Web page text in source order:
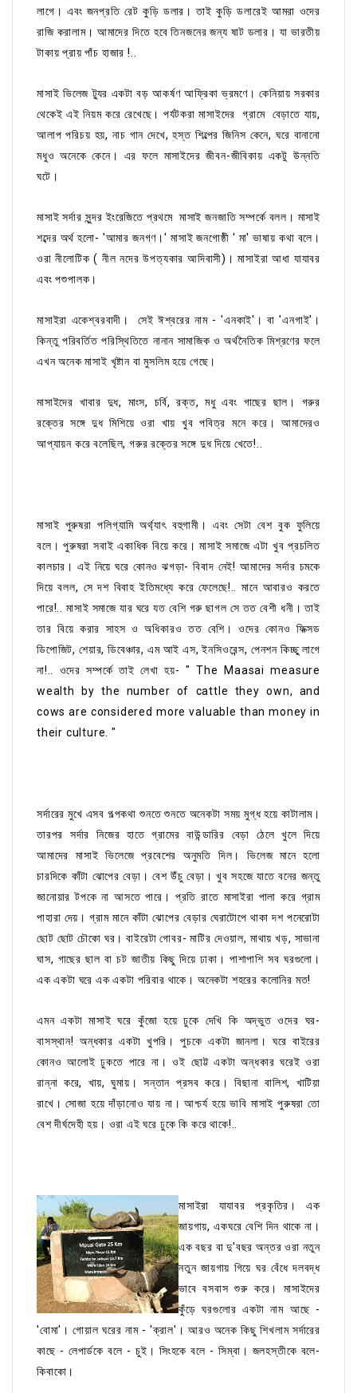
লাগে। এবং জনপ্রতি রেট কুড়ি ডলার। তাই কুড়ি ডলারেই আমরা ওদের
রাজি করালাম। আমাদের দিতে হবে তিনজনের জন্য ষাট ডলার। যা ভারতীয়
টাকায় প্রায় পাঁচ হাজার !..
মাসাই ভিলেজ ট্যুর একটা বড় আকর্ষণ আফ্রিকা ভ্রমণে। কেনিয়ায় সরকার
থেকেই এই নিয়ম করে রেখেছে। পর্যটকরা মাসাইদের গ্রামে বেড়াতে যায়,
আলাপ পরিচয় হয়, নাচ গান দেখে, হস্ত শিল্পের জিনিস কেনে, ঘরে বানানো
মধুও অনেকে কেনে। এর ফলে মাসাইদের জীবন-জীবিকায় একটু উন্নতি
ঘটে।
মাসাই সর্দার সুন্দর ইংরেজিতে প্রথমে মাসাই জনজাতি সম্পর্কে বলল। মাসাই
শব্দের অর্থ হলো- 'আমার জনগণ।' মাসাই জনগোষ্ঠী ' মা' ভাষায় কথা বলে।
ওরা নীলোটিক ( নীল নদের উপত্যকার আদিবাসী)। মাসাইরা আধা যাযাবর
এবং পশুপালক।
মাসাইরা একেশ্বরবাদী। সেই ঈশ্বরের নাম - 'এনকাই'। বা 'এনগাই'।
কিন্তু পরিবর্তিত পরিস্থিতিতে নানান সামাজিক ও অর্থনৈতিক মিশ্রণের ফলে
এখন অনেক মাসাই খৃষ্টান বা মুসলিম হয়ে গেছে।
মাসাইদের খাবার দুধ, মাংস, চর্বি, রক্ত, মধু এবং গাছের ছাল। গরুর
রক্তের সঙ্গে দুধ মিশিয়ে ওরা খায় খুব পবিত্র মনে করে। আমাদেরও
আপ্যায়ন করে বলেছিল, গরুর রক্তের সঙ্গে দুধ দিয়ে খেতে!..
মাসাই পুরুষরা পলিগ্যামি অর্থ্যাৎ বহুগামী। এবং সেটা বেশ বুক ফুলিয়ে
বলে। পুরুষরা সবাই একাধিক বিয়ে করে। মাসাই সমাজে এটা খুব প্রচলিত
কালচার। এই নিয়ে ঘরে কোনও ঝগড়া- বিবাদ নেই! আমাদের সর্দার চমকে
দিয়ে বলল, সে দশ বিবাহ ইতিমধ্যে করে ফেলেছে!.. মানে আবারও করতে
পারে!.. মাসাই সমাজে যার ঘরে যত বেশি গরু ছাগল সে তত বেশী ধনী। তাই
তার বিয়ে করার সাহস ও অধিকারও তত বেশি। ওদের কোনও ফিক্সড
ডিপোজিট, শেয়ার, ডিবেঞ্চার, এম আই এস, ইনসিওরেন্স, পেনশন কিচ্ছু লাগে
না!.. ওদের সম্পর্কে তাই লেখা হয়- " The Maasai measure
wealth by the number of cattle they own, and
cows are considered more valuable than money in
their culture. "
সর্দারের মুখে এসব গল্পকথা শুনতে শুনতে অনেকটা সময় মুগ্ধ হয়ে কাটালাম।
তারপর সর্দার নিজের হাতে গ্রামের বাউন্ডারির বেড়া ঠেলে খুলে দিয়ে
আমাদের মাসাই ভিলেজে প্রবেশের অনুমতি দিল। ভিলেজ মানে হলো
চারদিকে কাঁটা ঝোপের বেড়া। বেশ উঁচু বেড়া। খুব সহজে যাতে বনের জন্তু
জানোয়ার টপকে না আসতে পারে। প্রতি রাতে মাসাইরা পালা করে গ্রাম
পাহারা দেয়। গ্রাম মানে কাঁটা ঝোপের বেড়ার ঘেরাটোপে থাকা দশ পনেরোটা
ছোট ছোট চৌকো ঘর। বাইরেটা গোবর- মাটির দেওয়াল, মাথায় খড়, সাভানা
ঘাস, গাছের ছাল বা চট জাতীয় কিছু দিয়ে ঢাকা। পাশাপাশি সব ঘরগুলো।
এক একটা ঘরে এক একটা পরিবার থাকে। অনেকটা শহরের কলোনির মত!
এমন একটা মাসাই ঘরে কুঁজো হয়ে ঢুকে দেখি কি অদ্ভুত ওদের ঘর-
বাসস্থান! অন্ধকার একটা খুপরি। পুচকে একটা জানলা। ঘরে বাইরের
কোনও আলোই ঢুকতে পারে না। ওই ছোট্ট একটা অন্ধকার ঘরেই ওরা
রান্না করে, খায়, ঘুমায়। সন্তান প্রসব করে। বিছানা বালিশ, খাটিয়া
রাখে। সোজা হয়ে দাঁড়ানোও যায় না। আশ্চর্য হয়ে ভাবি মাসাই পুরুষরা তো
বেশ দীর্ঘদেহী হয়। ওরা এই ঘরে ঢুকে কি করে থাকে!..
মাসাইরা যাযাবর প্রকৃতির। এক
জায়গায়, একঘরে বেশি দিন থাকে না।
এক বছর বা দু'বছর অন্তর ওরা নতুন
নতুন জায়গায় গিয়ে ঘর বেঁধে দলবদ্ধ
ভাবে বসবাস শুরু করে। মাসাইদের
কুঁড়ে ঘরগুলোর একটা নাম আছে -
'বোমা'। গোয়াল ঘরের নাম - 'ক্রাল'। আরও অনেক কিছু শিখলাম সর্দারের
কাছে - লেপার্ডকে বলে - চুই। সিংহকে বলে - সিম্বা। জলহস্তীকে বলে-
কিবাকো।